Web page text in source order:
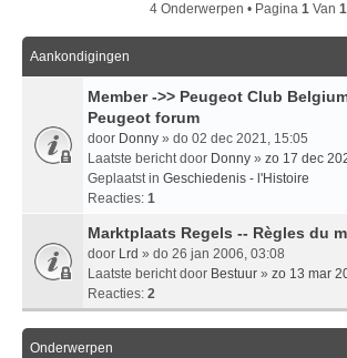
4 Onderwerpen • Pagina 1 Van 1
Aankondigingen
Member ->> Peugeot Club
Peugeot forum
door Donny » do 02 dec 2021, 15:05
Laatste bericht door Donny » zo 17 dec
Geplaatst in Geschiedenis - l'Histoire
Reacties: 1
Marktplaats Regels -- Règles du
door Lrd » do 26 jan 2006, 03:08
Laatste bericht door Bestuur » zo 13 mar
Reacties: 2
Onderwerpen